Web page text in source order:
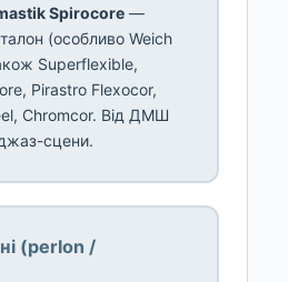
Spirocore —
(особливо Weich
Superflexible,
Pirastro Flexocor,
Chromcor. Від ДМШ
сцени.
(perlon /